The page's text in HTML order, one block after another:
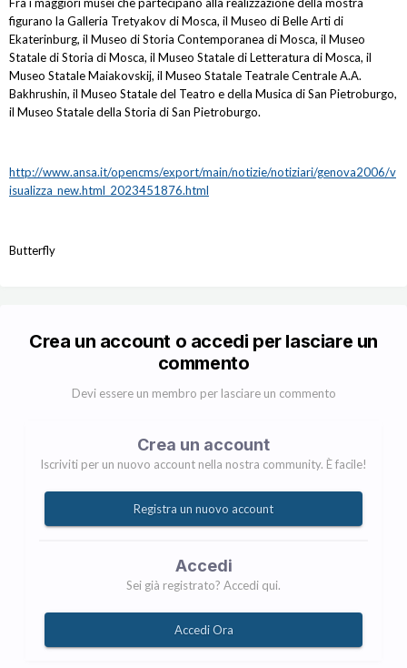
Fra i maggiori musei che partecipano alla realizzazione della mostra
figurano la Galleria Tretyakov di Mosca, il Museo di Belle Arti di
Ekaterinburg, il Museo di Storia Contemporanea di Mosca, il Museo
Statale di Storia di Mosca, il Museo Statale di Letteratura di Mosca, il
Museo Statale Maiakovskij, il Museo Statale Teatrale Centrale A.A.
Bakhrushin, il Museo Statale del Teatro e della Musica di San Pietroburgo,
il Museo Statale della Storia di San Pietroburgo.
http://www.ansa.it/opencms/export/main/notizie/notiziari/genova2006/v
isualizza_new.html_2023451876.html
Butterfly
Crea un account o accedi per lasciare un
commento
Devi essere un membro per lasciare un commento
Crea un account
Iscriviti per un nuovo account nella nostra community. È facile!
Registra un nuovo account
Accedi
Sei già registrato? Accedi qui.
Accedi Ora